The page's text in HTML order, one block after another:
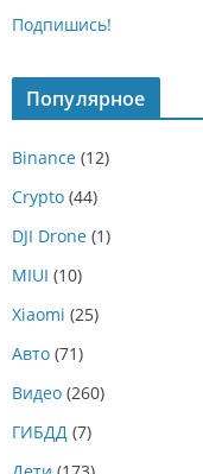
Подпишись!
Популярное
Binance (12)
Crypto (44)
DJI Drone (1)
MIUI (10)
Xiaomi (25)
Авто (71)
Видео (260)
ГИБДД (7)